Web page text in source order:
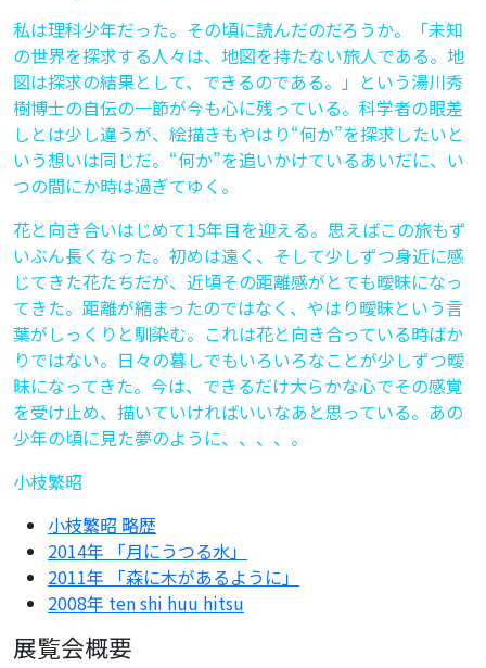
私は理科少年だった。その頃に読んだのだろうか。「未知
の世界を探求する人々は、地図を持たない旅人である。地
図は探求の結果として、できるのである。」という湯川秀
樹博士の自伝の一節が今も心に残っている。科学者の眼差
しとは少し違うが、絵描きもやはり“何か”を探求したいと
いう想いは同じだ。“何か”を追いかけているあいだに、い
つの間にか時は過ぎてゆく。
花と向き合いはじめて15年目を迎える。思えばこの旅もず
いぶん長くなった。初めは遠く、そして少しずつ身近に感
じてきた花たちだが、近頃その距離感がとても曖昧になっ
てきた。距離が縮まったのではなく、やはり曖昧という言
葉がしっくりと馴染む。これは花と向き合っている時ばか
りではない。日々の暮しでもいろいろなことが少しずつ曖
昧になってきた。今は、できるだけ大らかな心でその感覚
を受け止め、描いていければいいなあと思っている。あの
少年の頃に見た夢のように、、、、。
小枝繁昭
小枝繁昭 略歴
2014年 「月にうつる水」
2011年 「森に木があるように」
2008年 ten shi huu hitsu
展覧会概要